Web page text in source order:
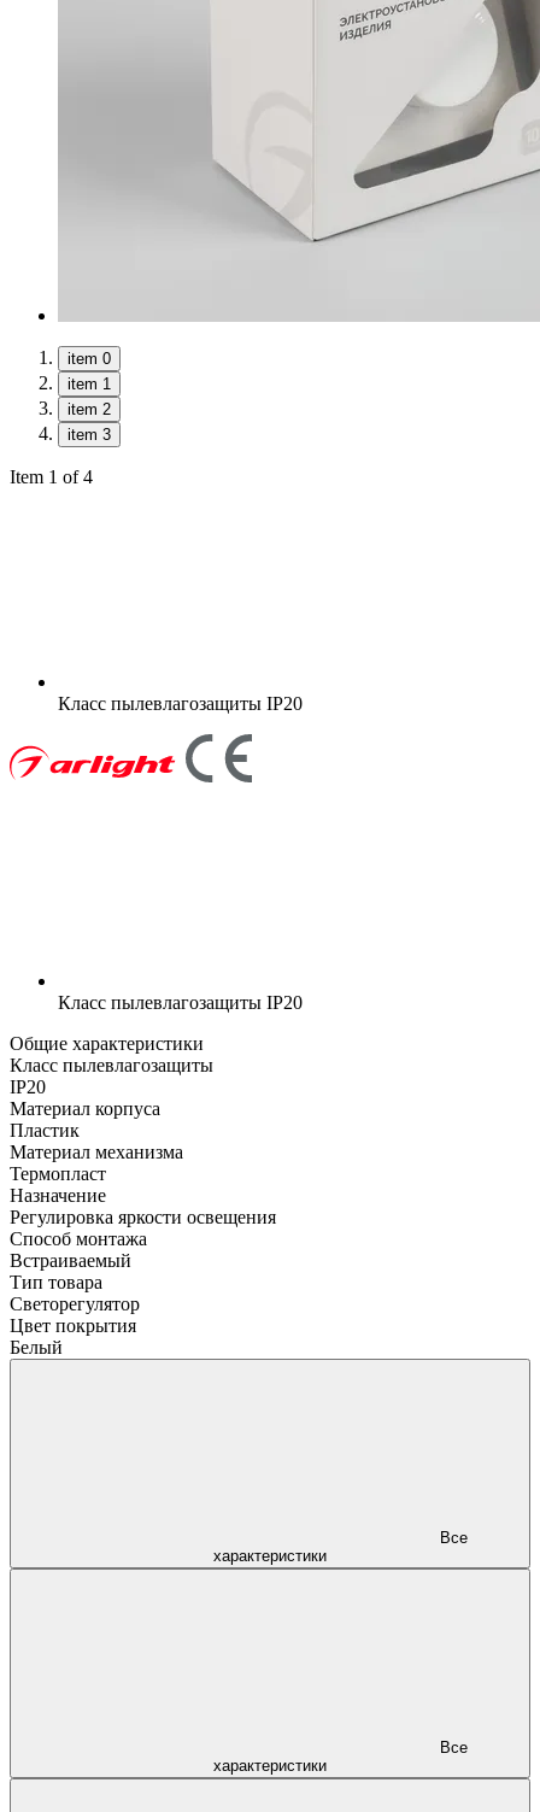
item 0
item 1
item 2
item 3
Item 1 of 4
Класс пылевлагозащиты IP20
Класс пылевлагозащиты IP20
Общие характеристики
Класс пылевлагозащиты
IP20
Материал корпуса
Пластик
Материал механизма
Термопласт
Назначение
Регулировка яркости освещения
Способ монтажа
Встраиваемый
Тип товара
Светорегулятор
Цвет покрытия
Белый
характеристики
характеристики